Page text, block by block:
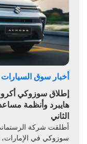
أخبار سوق السيارات
إطلاق سوزوكي
هايبرد وأنظمة
الثاني
أطلقت شركة الرستماني